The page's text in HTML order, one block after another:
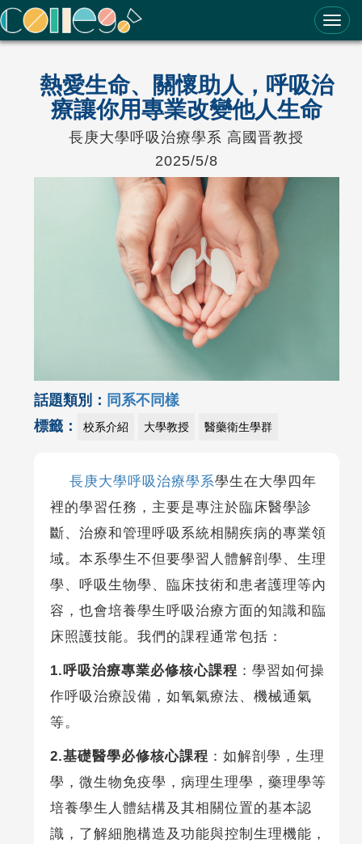
ColleGo! 大學選才與高中育才輔助系統
熱愛生命、關懷助人，呼吸治
療讓你用專業改變他人生命
長庚大學呼吸治療學系 高國晋教授
2025/5/8
話題類別： 同系不同樣
標籤：
校系介紹 大學教授 醫藥衛生學群
長庚大學呼吸治療學系學生在大學四年
裡的學習任務，主要是專注於臨床醫學診
斷、治療和管理呼吸系統相關疾病的專業領
域。本系學生不但要學習人體解剖學、生理
學、呼吸生物學、臨床技術和患者護理等內
容，也會培養學生呼吸治療方面的知識和臨
床照護技能。我們的課程通常包括：
1.呼吸治療專業必修核心課程 ：學習如何操
作呼吸治療設備，如氧氣療法、機械通氣
等。
2.基礎醫學必修核心課程 ：如解剖學，生理
學，微生物免疫學，病理生理學，藥理學等
培養學生人體結構及其相關位置的基本認
識，了解細胞構造及功能與控制生理機能，